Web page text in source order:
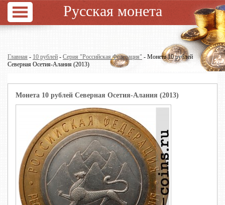
Русская монета
Главная - 10 рублей - Серия "Российская Федерация" - Монета 10 рублей
Северная Осетия-Алания (2013)
Монета 10 рублей Северная Осетия-Алания (2013)